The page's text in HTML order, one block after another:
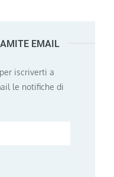
EMAIL
iscriverti a
le notifiche di